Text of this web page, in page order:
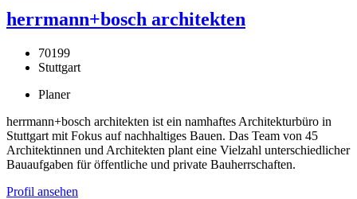
herrmann+bosch architekten
70199
Stuttgart
Planer
herrmann+bosch architekten ist ein namhaftes Architekturbüro in
Stuttgart mit Fokus auf nachhaltiges Bauen. Das Team von 45
Architektinnen und Architekten plant eine Vielzahl unterschiedlicher
Bauaufgaben für öffentliche und private Bauherrschaften.
Profil ansehen